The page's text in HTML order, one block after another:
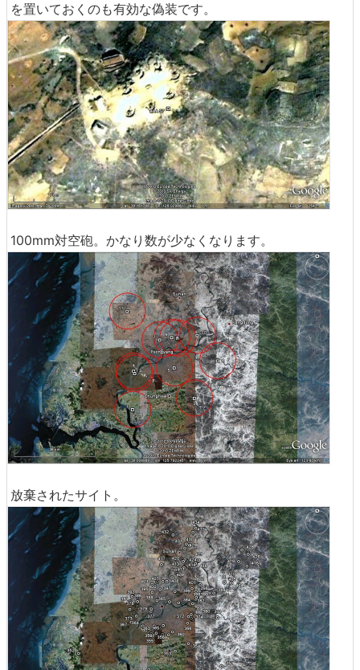
を置いておくのも有効な偽装です。
100mm対空砲。かなり数が少なくなります。
放棄されたサイト。